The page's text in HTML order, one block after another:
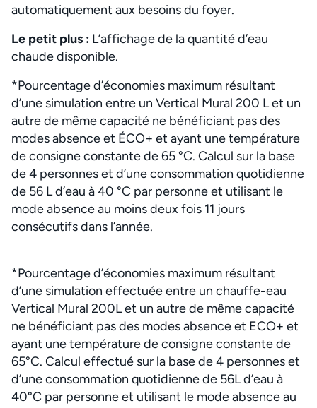
automatiquement aux besoins du foyer.
Le petit plus : L’affichage de la quantité d’eau
chaude disponible.
*Pourcentage d’économies maximum résultant
d’une simulation entre un Vertical Mural 200 L et un
autre de même capacité ne bénéficiant pas des
modes absence et ÉCO+ et ayant une température
de consigne constante de 65 °C. Calcul sur la base
de 4 personnes et d’une consommation quotidienne
de 56 L d’eau à 40 °C par personne et utilisant le
mode absence au moins deux fois 11 jours
consécutifs dans l’année.
*Pourcentage d’économies maximum résultant
d’une simulation effectuée entre un chauffe-eau
Vertical Mural 200L et un autre de même capacité
ne bénéficiant pas des modes absence et ECO+ et
ayant une température de consigne constante de
65°C. Calcul effectué sur la base de 4 personnes et
d’une consommation quotidienne de 56L d’eau à
40°C par personne et utilisant le mode absence au